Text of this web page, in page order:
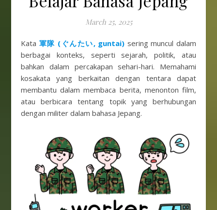
March 25, 2025
Kata 軍隊 (ぐんたい, guntai) sering muncul dalam
berbagai konteks, seperti sejarah, politik, atau
bahkan dalam percakapan sehari-hari. Memahami
kosakata yang berkaitan dengan tentara dapat
membantu dalam membaca berita, menonton film,
atau berbicara tentang topik yang berhubungan
dengan militer dalam bahasa Jepang.